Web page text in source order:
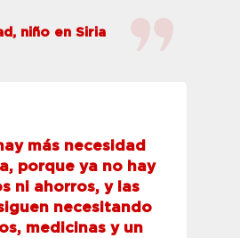
niño en Siria
más necesidad
porque ya no hay
ni ahorros, y las
necesitando
medicinas y un
Farkouh, joven
que atiende a
del Valle de los